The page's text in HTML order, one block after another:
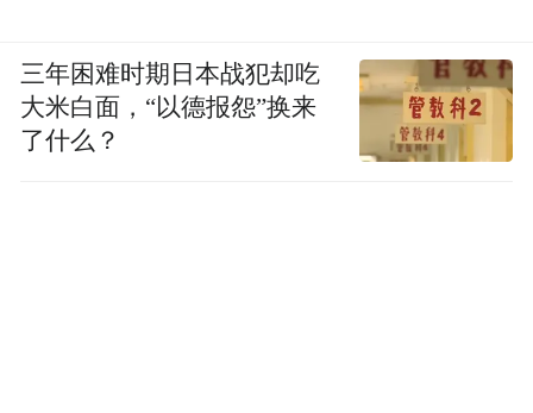
三年困难时期日本战犯却吃
大米白面，“以德报怨”换来
了什么？